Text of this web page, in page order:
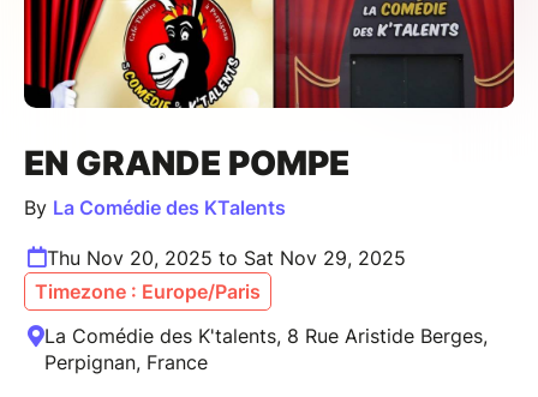
EN GRANDE POMPE
By La Comédie des KTalents
Thu Nov 20, 2025 to Sat Nov 29, 2025
Timezone : Europe/Paris
La Comédie des K'talents, 8 Rue Aristide Berges,
Perpignan, France